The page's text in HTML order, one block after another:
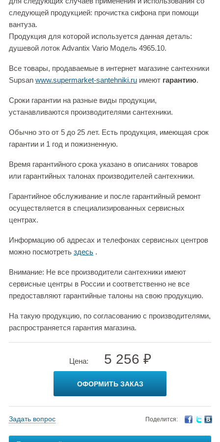
следующей продукцией: прочистка сифона при помощи
вантуза.
Продукция для которой используется данная деталь:
душевой лоток Advantix Vario Модель 4965.10.
Все товары, продаваемые в интернет магазине сантехники
Supsan www.supermarket-santehniki.ru имеют гарантию.
Сроки гарантии на разные виды продукции,
устанавливаются производителями сантехники.
Обычно это от 5 до 25 лет. Есть продукция, имеющая срок
гарантии и 1 год и пожизненную.
Время гарантийного срока указано в описаниях товаров
или гарантийных талонах производителей сантехники.
Гарантийное обслуживание и после гарантийный ремонт
осуществляется в специализированных сервисных
центрах.
Информацию об адресах и телефонах сервисных центров
можно посмотреть здесь .
Внимание: Не все производители сантехники имеют
сервисные центры в России и соответственно не все
предоставляют гарантийные талоны на свою продукцию.
На такую продукцию, по согласованию с производителями,
распространяется гарантия магазина.
Цена: 5 256 ₽
ОФОРМИТЬ ЗАКАЗ
Задать вопрос Поделится: